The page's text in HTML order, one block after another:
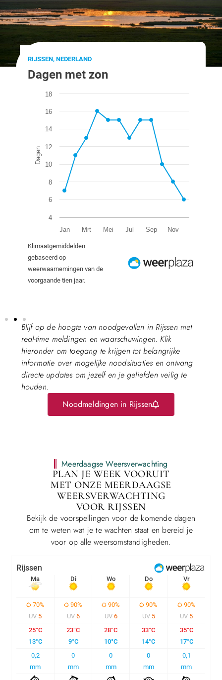
Blijf op de hoogte van noodgevallen in Rijssen met
real-time meldingen en waarschuwingen. Klik
hieronder om toegang te krijgen tot belangrijke
informatie over mogelijke noodsituaties en ontvang
directe updates om jezelf en je geliefden veilig te
houden.
Noodmeldingen in Rijssen
Meerdaagse Weersverwachting
PLAN JE WEEK VOORUIT
MET ONZE MEERDAAGSE
WEERSVERWACHTING
VOOR RIJSSEN
Bekijk de voorspellingen voor de komende dagen
om te weten wat je te wachten staat en bereid je
voor op alle weersomstandigheden.